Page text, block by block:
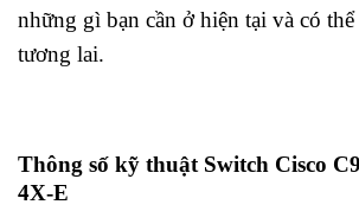
những gì bạn cần ở hiện tại và có
tương lai.
Thông số kỹ thuật Switch Cisco
4X-E